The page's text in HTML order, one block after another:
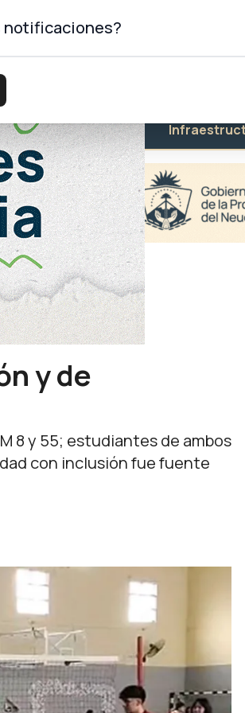
Salud
y de
8 y 55; estudiantes de ambos
con inclusión fue fuente
notificaciones?